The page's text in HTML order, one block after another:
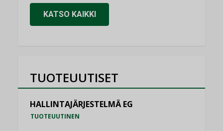
KATSO KAIKKI
TUOTEUUTISET
HALLINTAJÄRJESTELMÄ EG
TUOTEUUTINEN